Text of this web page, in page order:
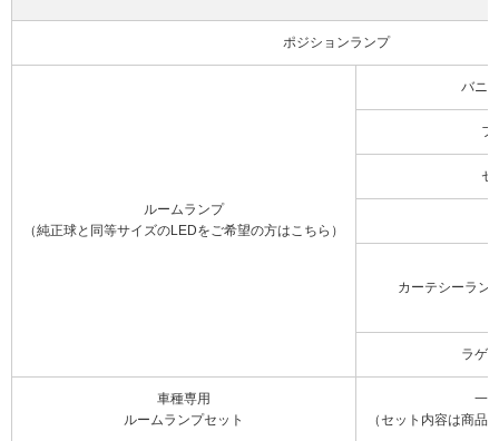
ポジションランプ
ルームランプ
（純正球と同等サイズのLEDをご希望の方はこちら）
バニ
フ
セ
カーテシーラン
ラゲ
車種専用
ルームランプセット
一
（セット内容は商品